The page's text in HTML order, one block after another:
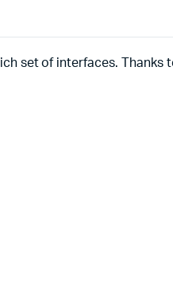
set of interfaces.